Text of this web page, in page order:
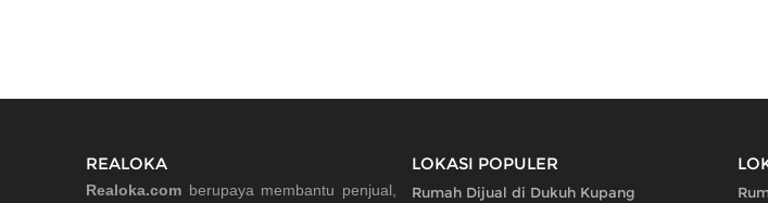
REALOKA
Realoka.com berupaya membantu penjual,
LOKASI POPULER
Rumah Dijual di Dukuh Kupang